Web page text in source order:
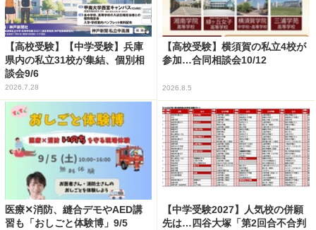
【高校受験】【中学受験】兵庫
県内の私立31校が集結、個別相
談会9/6
2026.7.28
【高校受験】横須賀の私立4校が
参加…合同相談会10/12
2026.8.5
医療✕消防、縫合デモやAED講
習も「おしごと体験博」9/5
【中学受験2027】人気校の併願
先は…四谷大塚「第2回合不合判